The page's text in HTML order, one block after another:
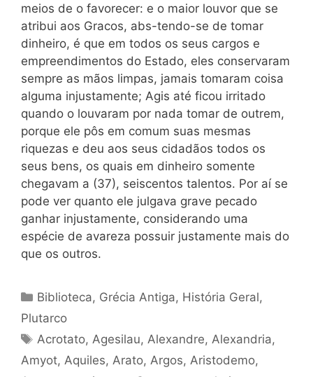
meios de o favorecer: e o maior louvor que se
atribui aos Gracos, abs-tendo-se de tomar
dinheiro, é que em todos os seus cargos e
empreendimentos do Estado, eles conservaram
sempre as mãos limpas, jamais tomaram coisa
alguma injustamente; Agis até ficou irritado
quando o louvaram por nada tomar de outrem,
porque ele pôs em comum suas mesmas
riquezas e deu aos seus cidadãos todos os
seus bens, os quais em dinheiro somente
chegavam a (37), seiscentos talentos. Por aí se
pode ver quanto ele julgava grave pecado
ganhar injustamente, considerando uma
espécie de avareza possuir justamente mais do
que os outros.
Categorias
Biblioteca, Grécia Antiga, História Geral,
Plutarco
Tags
Acrotato, Agesilau, Alexandre, Alexandria,
Amyot, Aquiles, Arato, Argos, Aristodemo,